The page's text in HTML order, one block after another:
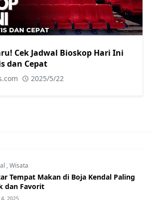
Cek Jadwal Bioskop Hari Ini
dan Cepat
2025/5/22
,Wisata
Tempat Makan di Boja Kendal Paling
dan Favorit
4, 2025